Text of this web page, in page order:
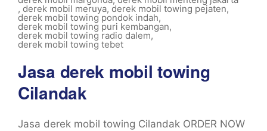
, derek mobil meruya, derek mobil towing pejaten,
derek mobil towing pondok indah,
derek mobil towing puri kembangan,
derek mobil towing radio dalem,
derek mobil towing tebet
Jasa derek mobil towing
Cilandak
Jasa derek mobil towing Cilandak ORDER NOW